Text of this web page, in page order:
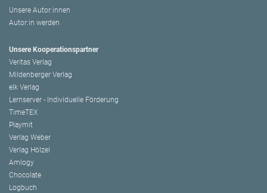
Unsere Autor:innen
Autor:in werden
Unsere Kooperationspartner
Veritas Verlag
Mildenberger Verlag
elk Verlag
Lernserver - Individuelle Förderung
TimeTEX
Playmit
Verlag Weber
Verlag Hölzel
Amlogy
Chocolate
Logbuch